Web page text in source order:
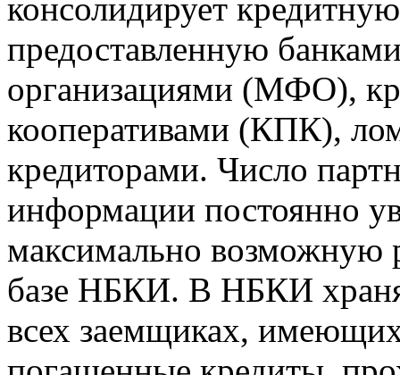
консолидирует
предоставленную
организациями (МФО),
кооперативами (КПК),
кредиторами. Число
информации постоянно
максимально возможную
базе НБКИ. В НБКИ
всех заемщиках,